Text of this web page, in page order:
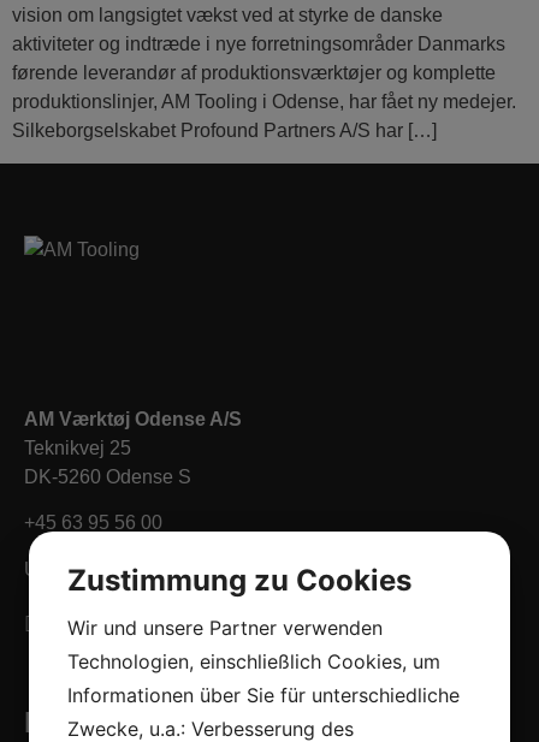
vision om langsigtet vækst ved at styrke de danske
aktiviteter og indtræde i nye forretningsområder Danmarks
førende leverandør af produktionsværktøjer og komplette
produktionslinjer, AM Tooling i Odense, har fået ny medejer.
Silkeborgselskabet Profound Partners A/S har […]
AM Værktøj Odense A/S
Teknikvej 25
DK-5260 Odense S
+45 63 95 56 00
Ust-IdNr. 15053135
Links
Zustimmung zu Cookies
Wir und unsere Partner verwenden
Technologien, einschließlich Cookies, um
Informationen über Sie für unterschiedliche
Zwecke, u.a.: Verbesserung des